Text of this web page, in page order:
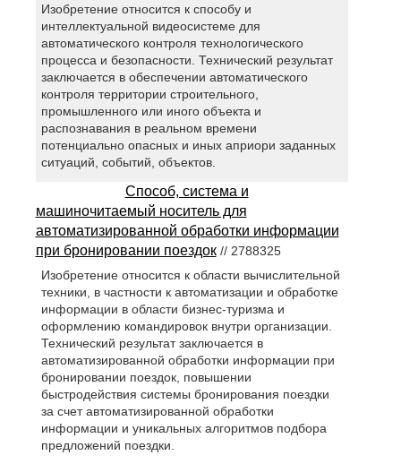
Изобретение относится к способу и
интеллектуальной видеосистеме для
автоматического контроля технологического
процесса и безопасности. Технический результат
заключается в обеспечении автоматического
контроля территории строительного,
промышленного или иного объекта и
распознавания в реальном времени
потенциально опасных и иных априори заданных
ситуаций, событий, объектов.
Способ, система и
машиночитаемый носитель для
автоматизированной обработки информации
при бронировании поездок// 2788325
Изобретение относится к области вычислительной
техники, в частности к автоматизации и обработке
информации в области бизнес-туризма и
оформлению командировок внутри организации.
Технический результат заключается в
автоматизированной обработки информации при
бронировании поездок, повышении
быстродействия системы бронирования поездки
за счет автоматизированной обработки
информации и уникальных алгоритмов подбора
предложений поездки.